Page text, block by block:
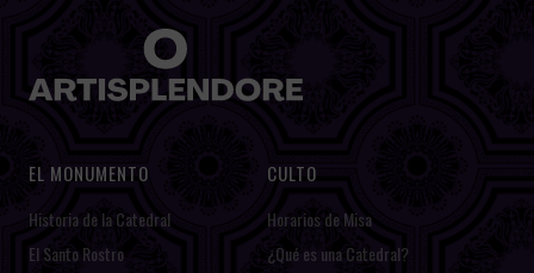
EL MONUMENTO
Historia de la Catedral
El Santo Rostro
CULTO
Horarios de Misa
¿Qué es una Catedral?